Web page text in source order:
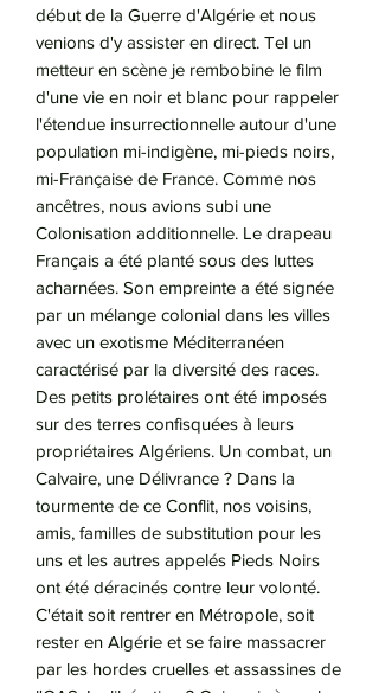
début de la Guerre d'Algérie et nous
venions d'y assister en direct. Tel un
metteur en scène je rembobine le film
d'une vie en noir et blanc pour rappeler
l'étendue insurrectionnelle autour d'une
population mi-indigène, mi-pieds noirs,
mi-Française de France. Comme nos
ancêtres, nous avions subi une
Colonisation additionnelle. Le drapeau
Français a été planté sous des luttes
acharnées. Son empreinte a été signée
par un mélange colonial dans les villes
avec un exotisme Méditerranéen
caractérisé par la diversité des races.
Des petits prolétaires ont été imposés
sur des terres confisquées à leurs
propriétaires Algériens. Un combat, un
Calvaire, une Délivrance ? Dans la
tourmente de ce Conflit, nos voisins,
amis, familles de substitution pour les
uns et les autres appelés Pieds Noirs
ont été déracinés contre leur volonté.
C'était soit rentrer en Métropole, soit
rester en Algérie et se faire massacrer
par les hordes cruelles et assassines de